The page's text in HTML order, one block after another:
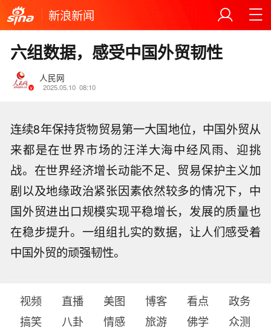
新浪新闻
六组数据，感受中国外贸韧性
人民网
2025.05.10 08:10
连续8年保持货物贸易第一大国地位，中国外贸从
来都是在世界市场的汪洋大海中经风雨、迎挑
战。在世界经济增长动能不足、贸易保护主义加
剧以及地缘政治紧张因素依然较多的情况下，中
国外贸进出口规模实现平稳增长，发展的质量也
在稳步提升。一组组扎实的数据，让人们感受着
中国外贸的顽强韧性。
视频 直播 美图 博客 看点
政务
搞笑
八卦 情感 旅游 佛学 众测